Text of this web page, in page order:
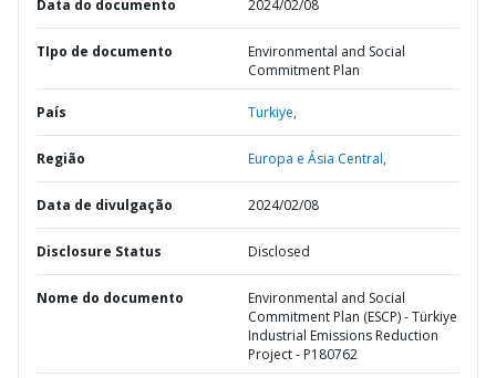
Data do documento 2024/02/08
TIpo de documento
Environmental and Social
Commitment Plan
País Turkiye,
Região Europa e Ásia Central,
Data de divulgação 2024/02/08
Disclosure Status Disclosed
Nome do documento
Environmental and Social
Commitment Plan (ESCP) - Türkiye
Industrial Emissions Reduction
Project - P180762